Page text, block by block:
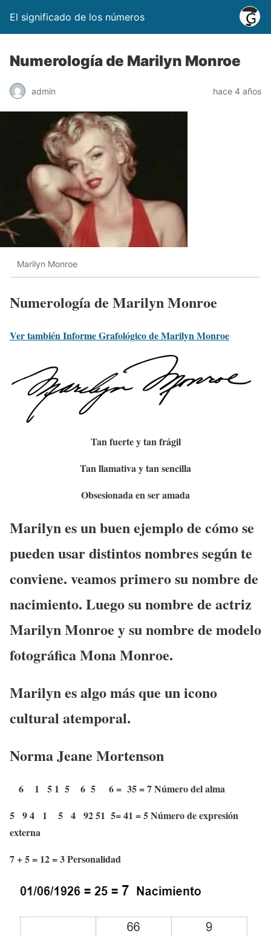
El significado de los números
Numerología de Marilyn Monroe
admin hace 4 años
Marilyn Monroe
Numerología de Marilyn Monroe
Ver también Informe Grafológico de Marilyn Monroe
Tan fuerte y tan frágil
Tan llamativa y tan sencilla
Obsesionada en ser amada
Marilyn es un buen ejemplo de cómo se
pueden usar distintos nombres según te
conviene. veamos primero su nombre de
nacimiento. Luego su nombre de actriz
Marilyn Monroe y su nombre de modelo
fotográfica Mona Monroe.
Marilyn es algo más que un icono
cultural atemporal.
Norma Jeane Mortenson
6 1 5 1 5 6 5 6 = 35 = 7 Número del alma
5 9 4 1 5 4 92 51 5= 41 = 5 Número de expresión
externa
7 + 5 = 12 = 3 Personalidad